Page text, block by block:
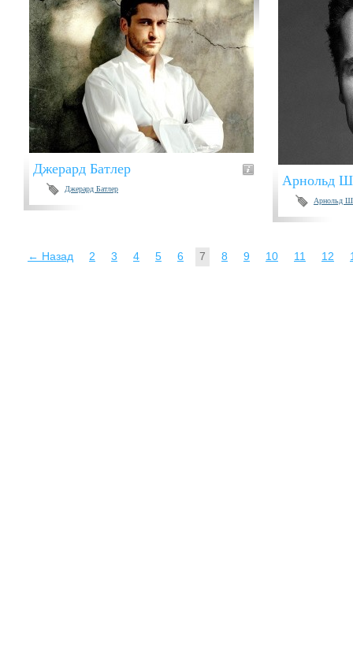
Джерард Батлер
Джерард Батлер
Арнольд
Арнольд
← Назад 2 3 4 5 6 7 8 9 10 11 12